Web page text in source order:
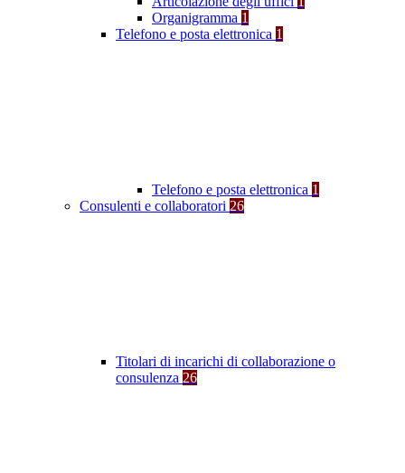
Organigramma 1
Telefono e posta elettronica 1
Telefono e posta elettronica 1
Consulenti e collaboratori 26
Titolari di incarichi di collaborazione o
consulenza 26